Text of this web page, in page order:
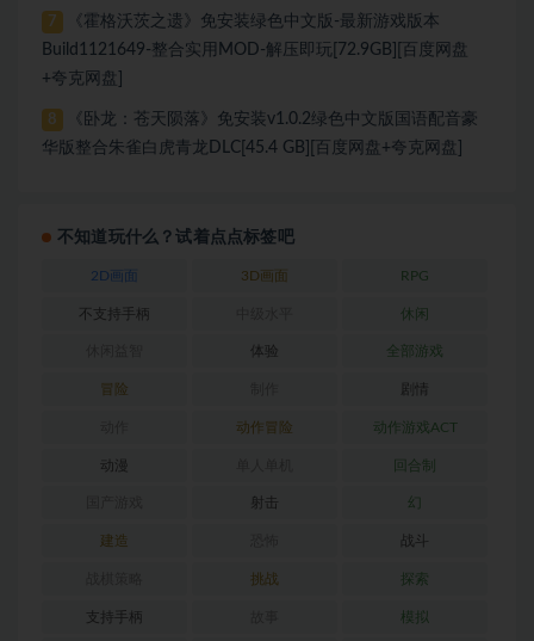
7
《霍格沃茨之遗》免安装绿色中文版-最新游戏版本
Build1121649-整合实用MOD-解压即玩[72.9GB][百度网盘
+夸克网盘]
8
《卧龙：苍天陨落》免安装v1.0.2绿色中文版国语配音豪
华版整合朱雀白虎青龙DLC[45.4 GB][百度网盘+夸克网盘]
不知道玩什么？试着点点标签吧
2D画面 3D画面 RPG
不支持手柄 休闲
体验 全部游戏
冒险 剧情
动作冒险 动作游戏ACT
动漫 回合制
射击 幻
建造 战斗
挑战 探索
支持手柄 模拟